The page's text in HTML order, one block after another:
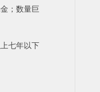
；数量巨
七年以下